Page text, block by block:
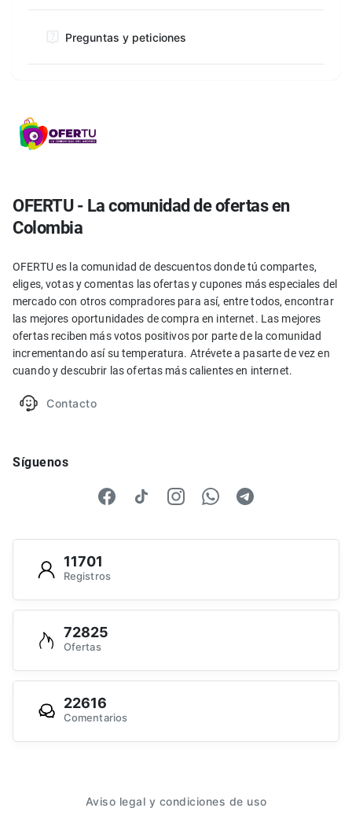
Preguntas y peticiones
OFERTU - La comunidad de ofertas en
Colombia
OFERTU es la comunidad de descuentos donde tú compartes,
eliges, votas y comentas las ofertas y cupones más especiales del
mercado con otros compradores para así, entre todos, encontrar
las mejores oportunidades de compra en internet. Las mejores
ofertas reciben más votos positivos por parte de la comunidad
incrementando así su temperatura. Atrévete a pasarte de vez en
cuando y descubrir las ofertas más calientes en internet.
Contacto
Síguenos
11701
Registros
72825
Ofertas
22616
Comentarios
Aviso legal y condiciones de uso